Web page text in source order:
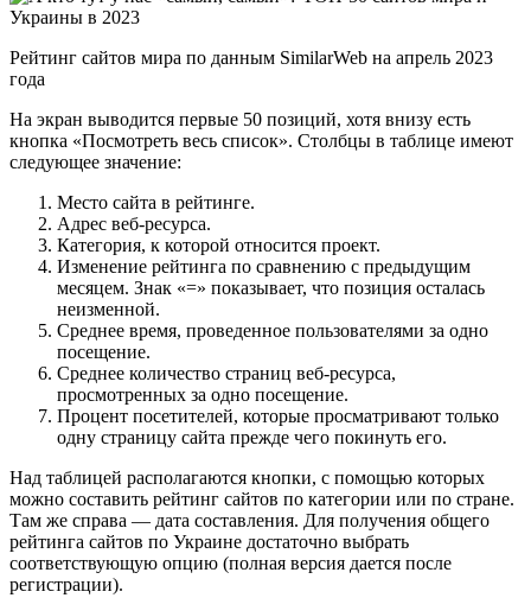
Рейтинг сайтов мира по данным SimilarWeb на апрель 2023
года
На экран выводится первые 50 позиций, хотя внизу есть
кнопка «Посмотреть весь список». Столбцы в таблице имеют
следующее значение:
Место сайта в рейтинге.
Адрес веб-ресурса.
Категория, к которой относится проект.
Изменение рейтинга по сравнению с предыдущим
месяцем. Знак «=» показывает, что позиция осталась
неизменной.
Среднее время, проведенное пользователями за одно
посещение.
Среднее количество страниц веб-ресурса,
просмотренных за одно посещение.
Процент посетителей, которые просматривают только
одну страницу сайта прежде чего покинуть его.
Над таблицей располагаются кнопки, с помощью которых
можно составить рейтинг сайтов по категории или по стране.
Там же справа — дата составления. Для получения общего
рейтинга сайтов по Украине достаточно выбрать
соответствующую опцию (полная версия дается после
регистрации).